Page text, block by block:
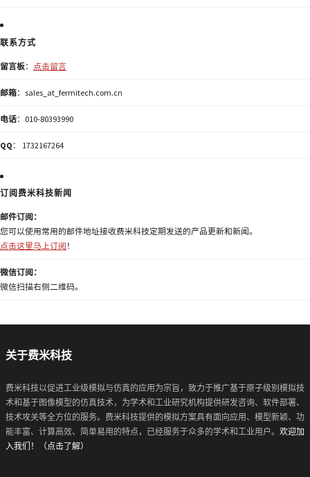
联系方式
留言板： 点击留言
邮箱：sales_at_fermitech.com.cn
电话：010-80393990
QQ ： 1732167264
订阅费米科技新闻
邮件订阅：
您可以使用常用的邮件地址接收费米科技定期发送的产品更新和新闻。
点击这里马上订阅 ！
微信订阅：
微信扫描右侧二维码。
关于费米科技
费米科技以促进工业级模拟与仿真的应用为宗旨，致力于推广基于原子级别模拟技
术和基于图像模型的仿真技术，为学术和工业研究机构提供研发咨询、软件部署、
技术攻关等全方位的服务。费米科技提供的模拟方案具有面向应用、模型新颖、功
能丰富、计算高效、简单易用的特点，已经服务于众多的学术和工业用户。 欢迎加
入我们！（点击了解）